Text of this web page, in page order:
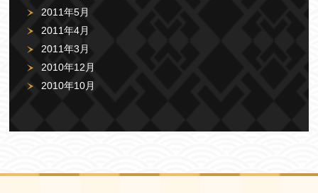
2011年5月
2011年4月
2011年3月
2010年12月
2010年10月